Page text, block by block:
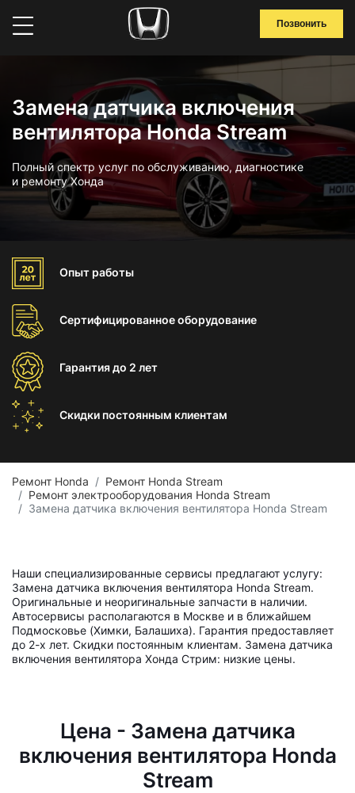
Позвонить
Замена датчика включения
вентилятора Honda Stream
Полный спектр услуг по обслуживанию, диагностике
и ремонту Хонда
Опыт работы
Сертифицированноеоборудование
Гарантиядо 2 лет
Скидки постоянным клиентам
Ремонт Honda
Ремонт Honda Stream
Ремонт электрооборудования Honda Stream
Замена датчика включения вентилятора Honda Stream
Наши специализированные сервисы предлагают услугу:
Замена датчика включения вентилятора Honda Stream.
Оригинальные и неоригинальные запчасти в наличии.
Автосервисы располагаются в Москве и в ближайшем
Подмосковье (Химки, Балашиха). Гарантия предоставляет
до 2-х лет. Скидки постоянным клиентам. Замена датчика
включения вентилятора Хонда Стрим: низкие цены.
Цена - Замена датчика
включения вентилятора Honda
Stream